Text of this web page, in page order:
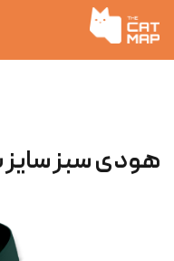
هودی سبز